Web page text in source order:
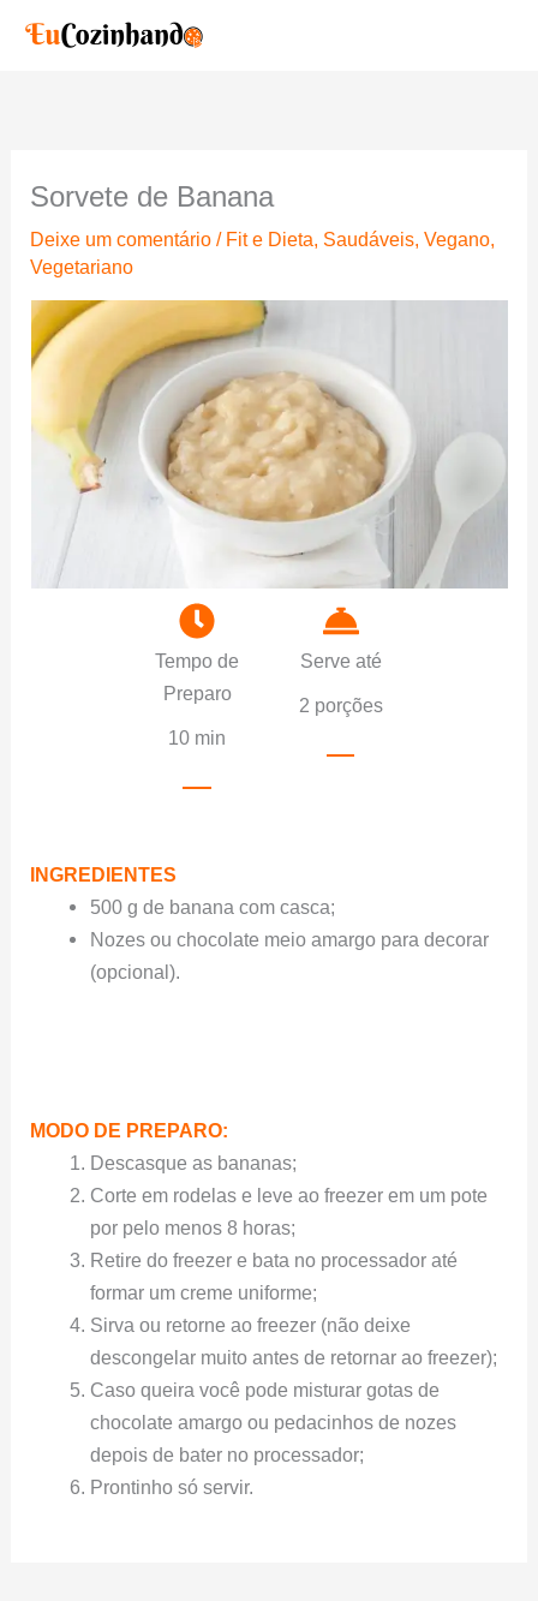
para
Sorvete de Banana
Deixe um comentário / Fit e Dieta Saudáveis ,Vegano
Vegetariano
Tempo de
Preparo
10 min
Serve até
2 porções
INGREDIENTES
500 g de banana com casca;
Nozes ou chocolate meio amargo para decorar
(opcional).
MODO DE PREPARO:
Descasque as bananas;
Corte em rodelas e leve ao freezer em um pote
por pelo menos 8 horas;
Retire do freezer e bata no processador até
formar um creme uniforme;
Sirva ou retorne ao freezer (não deixe
descongelar muito antes de retornar ao freezer);
Caso queira você pode misturar gotas de
chocolate amargo ou pedacinhos de nozes
depois de bater no processador;
Prontinho só servir.